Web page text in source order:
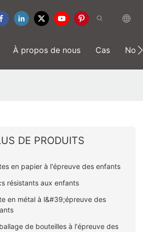
À propos de nous Cas
DE PRODUITS
en papier à l'épreuve des enfants
résistants aux enfants
en métal à l&#39;épreuve des
de bouteilles à l'épreuve des